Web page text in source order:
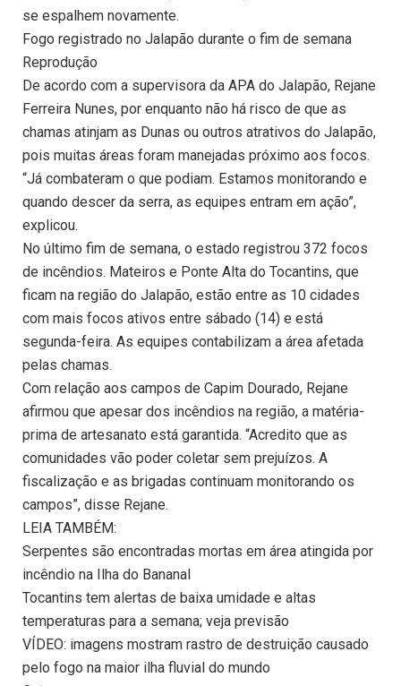
se espalhem novamente.
Fogo registrado no Jalapão durante o fim de semana
Reprodução
De acordo com a supervisora da APA do Jalapão, Rejane
Ferreira Nunes, por enquanto não há risco de que as
chamas atinjam as Dunas ou outros atrativos do Jalapão,
pois muitas áreas foram manejadas próximo aos focos.
“Já combateram o que podiam. Estamos monitorando e
quando descer da serra, as equipes entram em ação”,
explicou.
No último fim de semana, o estado registrou 372 focos
de incêndios. Mateiros e Ponte Alta do Tocantins, que
ficam na região do Jalapão, estão entre as 10 cidades
com mais focos ativos entre sábado (14) e está
segunda-feira. As equipes contabilizam a área afetada
pelas chamas.
Com relação aos campos de Capim Dourado, Rejane
afirmou que apesar dos incêndios na região, a matéria-
prima de artesanato está garantida. “Acredito que as
comunidades vão poder coletar sem prejuízos. A
fiscalização e as brigadas continuam monitorando os
campos”, disse Rejane.
LEIA TAMBÉM:
Serpentes são encontradas mortas em área atingida por
incêndio na Ilha do Bananal
Tocantins tem alertas de baixa umidade e altas
temperaturas para a semana; veja previsão
VÍDEO: imagens mostram rastro de destruição causado
pelo fogo na maior ilha fluvial do mundo